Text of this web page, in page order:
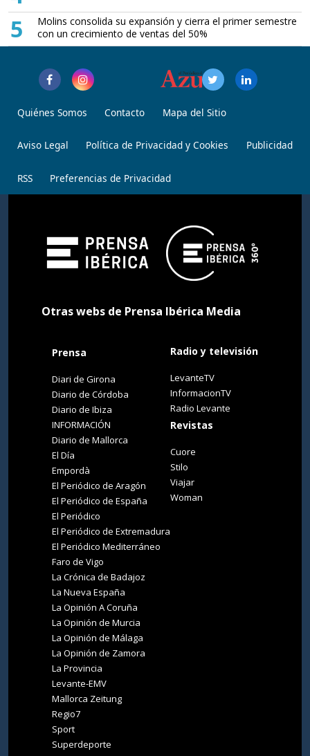
5
Molins consolida su expansión y cierra el primer semestre
con un crecimiento de ventas del 50%
Quiénes Somos Contacto Mapa del Sitio
Aviso Legal Política de Privacidad y Cookies Publicidad
RSS Preferencias de Privacidad
Otras webs de Prensa Ibérica Media
Prensa
Diari de Girona
Diario de Córdoba
Diario de Ibiza
INFORMACIÓN
Diario de Mallorca
El Día
Empordà
El Periódico de Aragón
El Periódico de España
El Periódico
El Periódico de Extremadura
El Periódico Mediterráneo
Faro de Vigo
La Crónica de Badajoz
La Nueva España
La Opinión A Coruña
La Opinión de Murcia
La Opinión de Málaga
La Opinión de Zamora
La Provincia
Levante-EMV
Mallorca Zeitung
Regio7
Sport
Superdeporte
Radio y televisión
LevanteTV
InformacionTV
Radio Levante
Revistas
Cuore
Stilo
Viajar
Woman